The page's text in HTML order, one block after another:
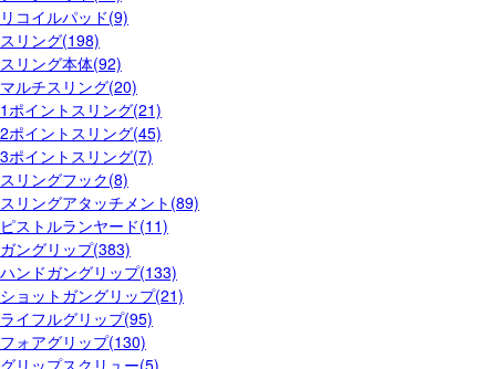
リコイルパッド(9)
スリング(198)
スリング本体(92)
マルチスリング(20)
1ポイントスリング(21)
2ポイントスリング(45)
3ポイントスリング(7)
スリングフック(8)
スリングアタッチメント(89)
ピストルランヤード(11)
ガングリップ(383)
ハンドガングリップ(133)
ショットガングリップ(21)
ライフルグリップ(95)
フォアグリップ(130)